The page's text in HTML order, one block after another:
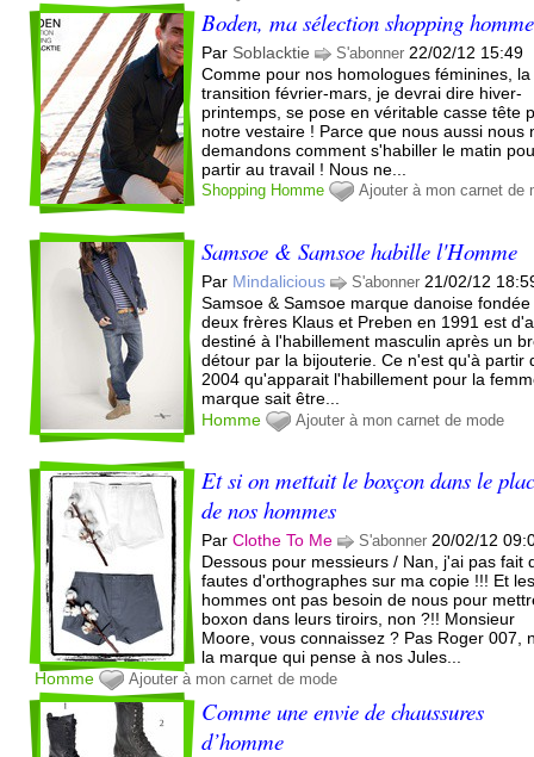
Boden, ma sélection shopping homme
Par Soblacktie S'abonner 22/02/12 15:49
Comme pour nos homologues féminines, la
transition février-mars, je devrai dire hiver-
printemps, se pose en véritable casse tête
notre vestaire ! Parce que nous aussi nous
demandons comment s'habiller le matin
partir au travail ! Nous ne...
Shopping Homme Ajouter à mon carnet de
Samsoe & Samsoe habille l'Homme
Par Mindalicious S'abonner 21/02/12
Samsoe & Samsoe marque danoise
deux frères Klaus et Preben en 1991 est
destiné à l'habillement masculin après un
détour par la bijouterie. Ce n'est qu'à partir
2004 qu'apparait l'habillement pour la
marque sait être...
Homme
Ajouter à mon carnet de mode
Et si on mettait le boxçon dans le
de nos hommes
ParClothe To Me S'abonner 20/02/12
Dessous pour messieurs / Nan, j'ai pas fait
fautes d'orthographes sur ma copie !!! Et
hommes ont pas besoin de nous pour
boxon dans leurs tiroirs, non ?!! Monsieur
Moore, vous connaissez ? Pas Roger 007,
la marque qui pense à nos Jules...
Homme
Ajouter à mon carnet de mode
Comme une envie de chaussures
d’homme